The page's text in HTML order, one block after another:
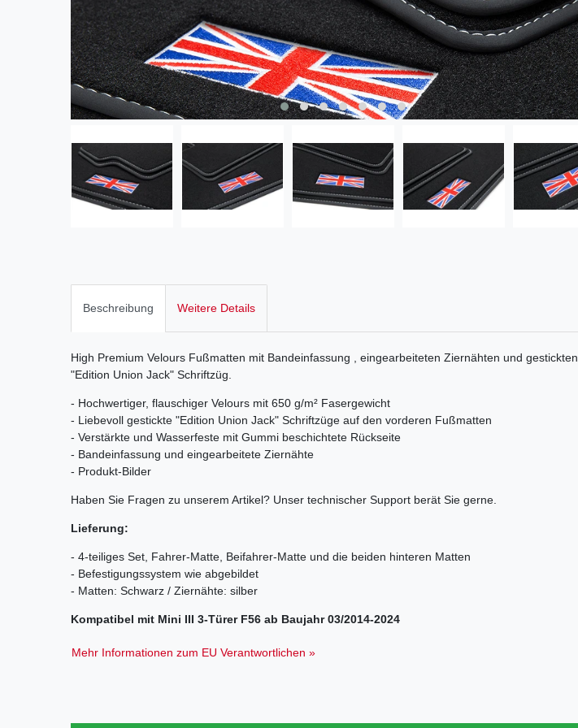
Beschreibung Weitere Details
High Premium Velours Fußmatten mit Bandeinfassung , eingearbeiteten Ziernähten und gestickten
"Edition Union Jack" Schriftzüg.
- Hochwertiger, flauschiger Velours mit 650 g/m² Fasergewicht
- Liebevoll gestickte "Edition Union Jack" Schriftzüge auf den vorderen Fußmatten
- Verstärkte und Wasserfeste mit Gummi beschichtete Rückseite
- Bandeinfassung und eingearbeitete Ziernähte
- Produkt-Bilder
Haben Sie Fragen zu unserem Artikel? Unser technischer Support berät Sie gerne.
Lieferung:
- 4-teiliges Set, Fahrer-Matte, Beifahrer-Matte und die beiden hinteren Matten
- Befestigungssystem wie abgebildet
- Matten: Schwarz / Ziernähte: silber
Kompatibel mit Mini III 3-Türer F56 ab Baujahr 03/2014-2024
Mehr Informationen zum EU Verantwortlichen »